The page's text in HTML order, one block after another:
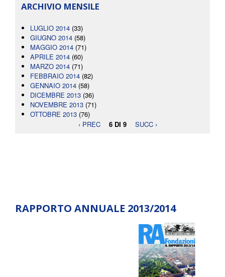
ARCHIVIO MENSILE
LUGLIO 2014 (33)
GIUGNO 2014 (58)
MAGGIO 2014 (71)
APRILE 2014 (60)
MARZO 2014 (71)
FEBBRAIO 2014 (82)
GENNAIO 2014 (58)
DICEMBRE 2013 (36)
NOVEMBRE 2013 (71)
OTTOBRE 2013 (76)
‹ PREC
6 DI 9 SUCC ›
RAPPORTO ANNUALE 2013/2014